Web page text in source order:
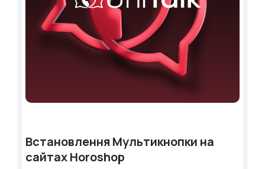
Встановлення Мультикнопки на
сайтах Horoshop